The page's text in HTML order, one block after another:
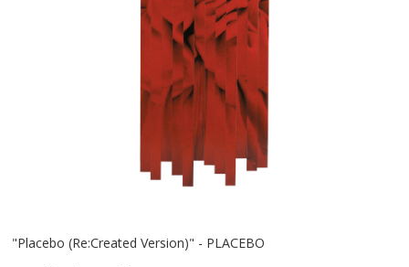
"Placebo (Re:Created Version)" - PLACEBO